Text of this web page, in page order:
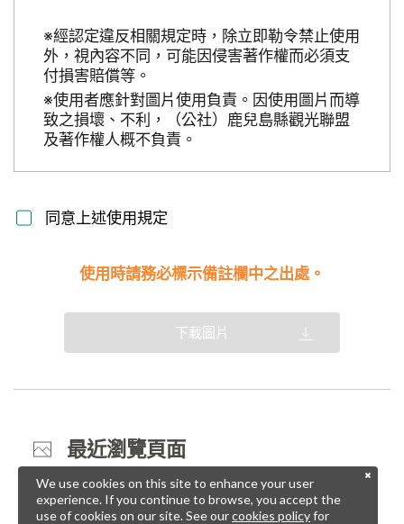
※經認定違反相關規定時，除立即勒令禁止使用
外，視內容不同，可能因侵害著作權而必須支
付損害賠償等。
※使用者應針對圖片使用負責。因使用圖片而導
致之損壞、不利，（公社）鹿兒島縣觀光聯盟
及著作權人概不負責。
同意上述使用規定
使用時請務必標示備註欄中之出處。
下載圖片
最近瀏覽頁面
We use cookies on this site to enhance your user
experience. If you continue to browse, you accept the
use of cookies on our site. See ourcookies policyfor